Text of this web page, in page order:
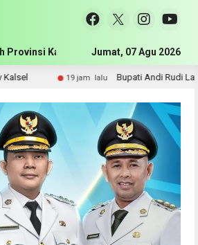
Provinsi Kalimantan SelatanJumat, 07 Agu 2026
19 jam lalu Bupati Andi Rudi Latif Perkuat